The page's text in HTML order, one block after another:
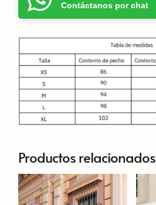
Contáctanos por chat
Productos relacionados